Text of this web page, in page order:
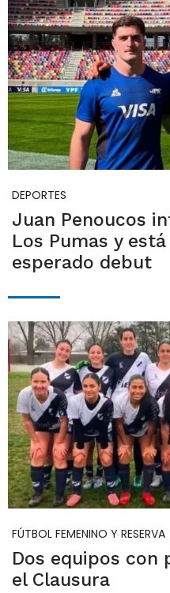
DEPORTES
Juan Penoucos
Los Pumas y
esperado debut
FÚTBOL FEMENINO Y RESERVA
Dos equipos con
el Clausura